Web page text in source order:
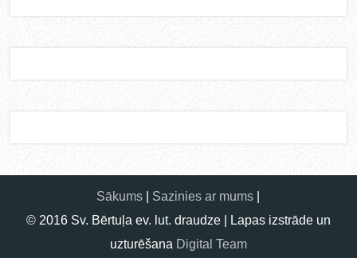
Sākums Sazinies ar mums
© 2016 Sv. Bērtuļa ev. lut. draudze | Lapas izstrāde un
uzturēšana Digital Team